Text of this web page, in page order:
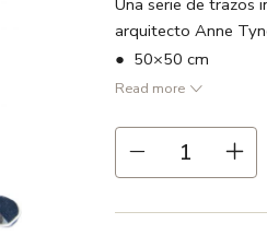
Una serie de trazos
arquitecto Anne
● 50×50 cm
● 100 % lino
● Vivo en color
Read more